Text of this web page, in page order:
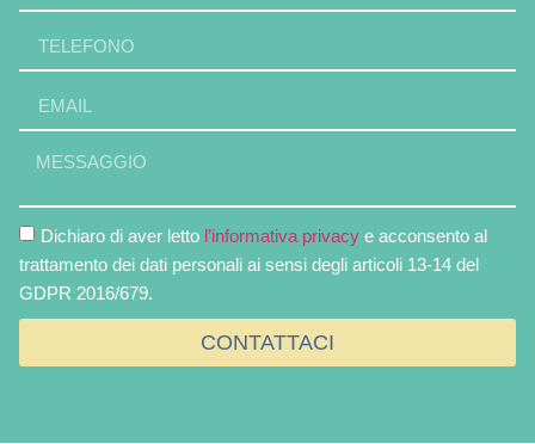
Dichiaro di aver letto l’informativa privacy e acconsento al
trattamento dei dati personali ai sensi degli articoli 13-14 del
GDPR 2016/679.
CONTATTACI